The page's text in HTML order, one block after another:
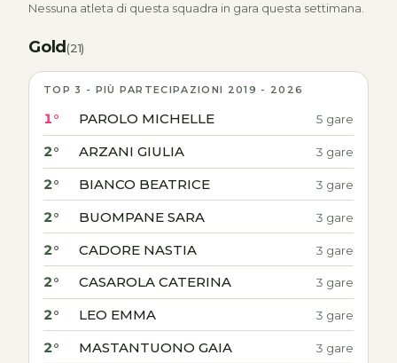
Nessuna atleta di questa squadra in gara questa settimana.
Gold(21)
TOP 3 - PIÙ PARTECIPAZIONI 2019 - 2026
1° PAROLO MICHELLE 5 gare
2° ARZANI GIULIA 3 gare
2° BIANCO BEATRICE 3 gare
2° BUOMPANE SARA 3 gare
2° CADORE NASTIA 3 gare
2° CASAROLA CATERINA 3 gare
2° LEO EMMA 3 gare
2° MASTANTUONO GAIA 3 gare